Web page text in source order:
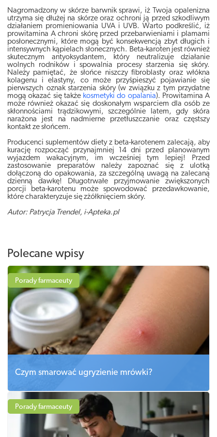
Nagromadzony w skórze barwnik sprawi, iż Twoja opalenizna
utrzyma się dłużej na skórze oraz ochroni ją przed szkodliwym
działaniem promieniowania UVA i UVB. Warto podkreślić, iż
prowitamina A chroni skórę przed przebarwieniami i plamami
posłonecznymi, które mogą być konsekwencją zbyt długich i
intensywnych kąpielach słonecznych. Beta-karoten jest również
skutecznym antyoksydantem, który neutralizuje działanie
wolnych rodników i spowalnia procesy starzenia się skóry.
Należy pamiętać, że słońce niszczy fibroblasty oraz włókna
kolagenu i elastyny, co może przyśpieszyć pojawianie się
pierwszych oznak starzenia skóry (w związku z tym przydatne
mogą okazać się także kosmetyki do opalania). Prowitamina A
może również okazać się doskonałym wsparciem dla osób ze
skłonnościami trądzikowymi, szczególnie latem, gdy skóra
narażona jest na nadmierne przetłuszczanie oraz częstszy
kontakt ze słońcem.
Producenci suplementów diety z beta-karotenem zalecają, aby
kurację rozpocząć przynajmniej 14 dni przed planowanym
wyjazdem wakacyjnym, im wcześniej tym lepiej! Przed
zastosowanie preparatów należy zapoznać się z ulotką
dołączoną do opakowania, za szczególną uwagą na zalecaną
dzienną dawkę! Długotrwałe przyjmowanie zwiększonych
porcji beta-karotenu może spowodować przedawkowanie,
które charakteryzuje się zżółknięciem skóry.
Autor: Patrycja Trendel, i-Apteka.pl
Polecane wpisy
Porady farmaceuty
Czym smarować ugryzienie mrówki?
Porady farmaceuty